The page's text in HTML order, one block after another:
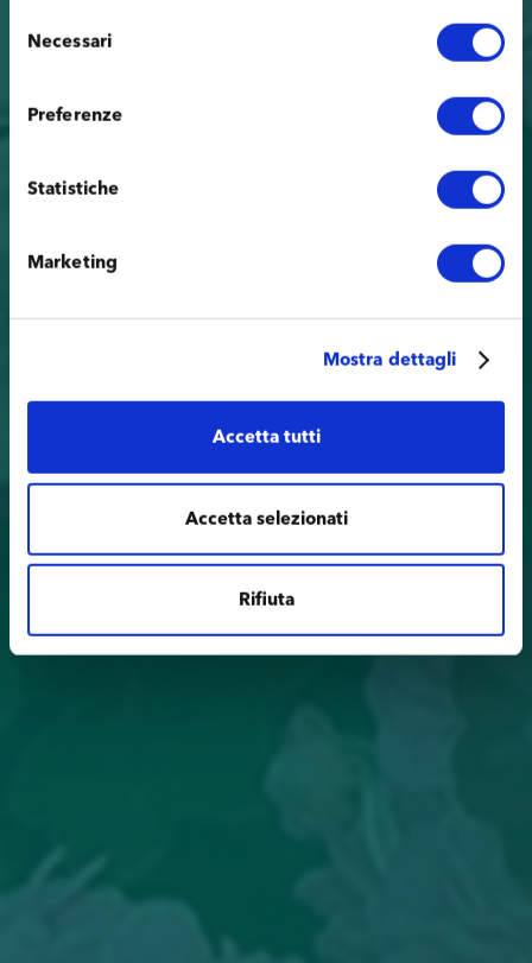
delNecessari
Preferenze
Statistiche
Marketing
Mostra dettagli
Accetta tutti
Accetta selezionati
Rifiuta